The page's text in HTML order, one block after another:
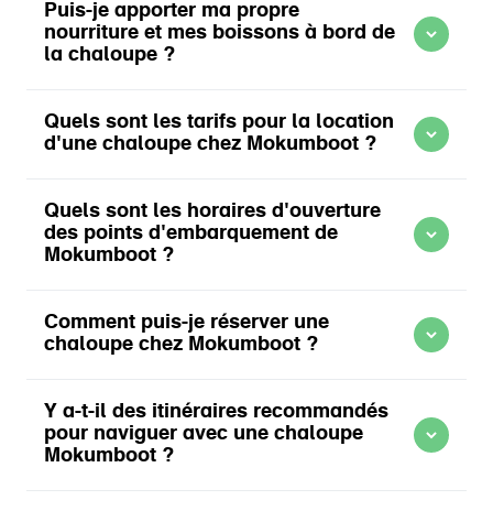
Amsterdam RAI: Wielingenstraat 9
Amsterdam Weesper
En savoir plus sur Points d'embarquement Mokumboot
En savoir plus sur Location de chaloupes Mokumboot
En savoir plus sur Location de chaloupes Mokumboot
Puis-je apporter ma propre
nourriture et mes boissons à bord de
la chaloupe ?
En savoir plus sur Location de chaloupes Mokumboot
Quels sont les tarifs pour la location
d'une chaloupe chez Mokumboot ?
En savoir plus sur Tarifs de location Mokumboot
Quels sont les horaires d'ouverture
des points d'embarquement de
Mokumboot ?
En savoir plus sur Horaires d'ouverture Mokumboot
Comment puis-je réserver une
chaloupe chez Mokumboot ?
Y a-t-il des itinéraires recommandés
pour naviguer avec une chaloupe
Mokumboot ?